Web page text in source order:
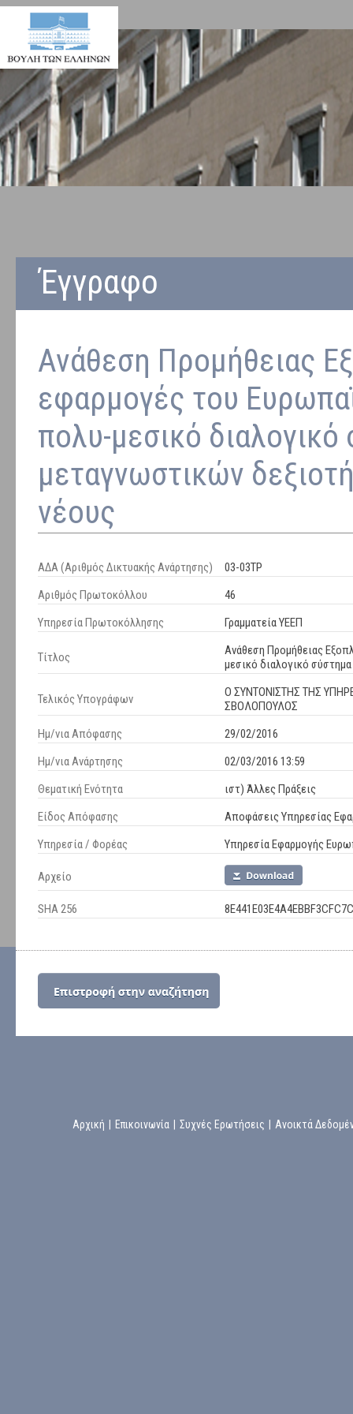
Έγγραφο
Ανάθεση Προμήθειας
εφαρμογές του
πολυ-μεσικό
μεταγνωστικών
νέους
ΑΔΑ (Αριθμός Δικτυακής Ανάρτησης)
03-03ΤΡ
Αριθμός Πρωτοκόλλου
46
Υπηρεσία Πρωτοκόλλησης
Γραμματεία ΥΕΕΠ
Τίτλος
Ανάθεση Προμήθειας
μεσικό διαλογικό
Τελικός Υπογράφων
Ο ΣΥΝΤΟΝΙΣΤΗΣ ΤΗΣ
ΣΒΟΛΟΠΟΥΛΟΣ
Ημ/νια Απόφασης
29/02/2016
Ημ/νια Ανάρτησης
02/03/2016 13:59
Θεματική Ενότητα
ιστ) Άλλες Πράξεις
Είδος Απόφασης
Αποφάσεις Υπηρεσίας
Υπηρεσία / Φορέας
Υπηρεσία Εφαρμογής
Αρχείο
SHA 256
Αρχική Επικοινωνία Συχνές Ερωτήσεις Ανοικτά